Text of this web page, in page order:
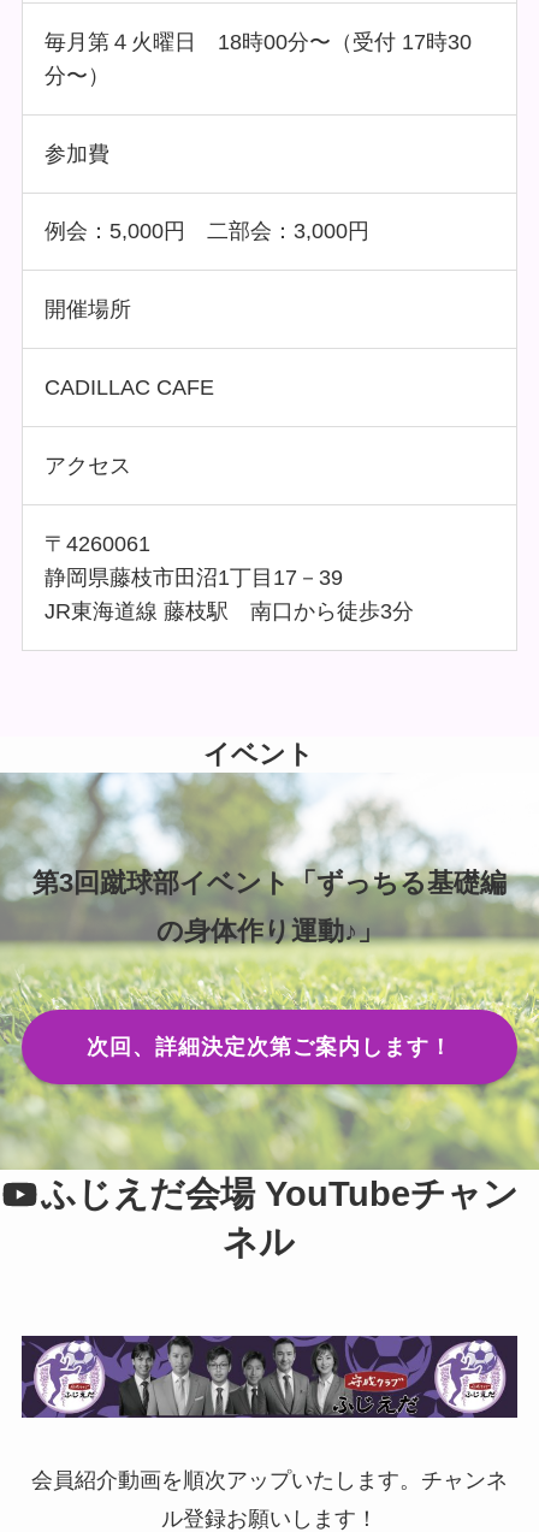
毎月第４火曜日 18時00分〜（受付 17時30
分〜）
参加費
例会：5,000円 二部会：3,000円
開催場所
CADILLAC CAFE
アクセス
〒4260061
静岡県藤枝市田沼1丁目17－39
JR東海道線 藤枝駅 南口から徒歩3分
イベント
第3回蹴球部イベント「ずっちる基礎編
の身体作り運動♪」
次回、詳細決定次第ご案内します！
ふじえだ会場 YouTubeチャン
ネル
会員紹介動画を順次アップいたします。チャンネ
ル登録お願いします！